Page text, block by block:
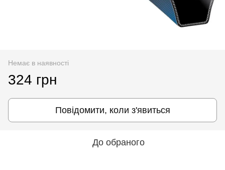
Немає в наявності
324 грн
Повідомити, коли з'явиться
До обраного